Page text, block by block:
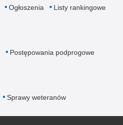
Ogłoszenia
Listy rankingowe
Postępowania podprogowe
Sprawy weteranów